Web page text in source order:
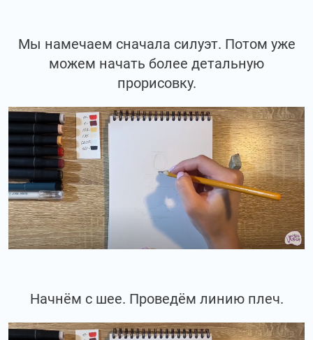
Мы намечаем сначала силуэт. Потом уже
можем начать более детальную
прорисовку.
Начнём с шее. Проведём линию плеч.